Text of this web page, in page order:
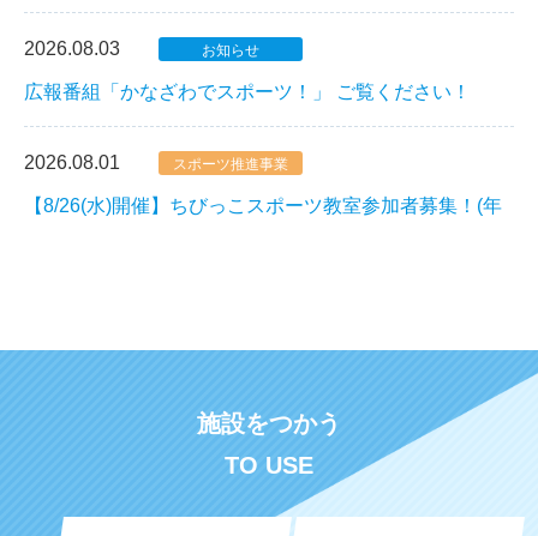
2026.08.03 お知らせ
広報番組「かなざわでスポーツ！」 ご覧ください！
2026.08.01 スポーツ推進事業
【8/26(水)開催】ちびっこスポーツ教室参加者募集！(年
【託児付き】育児リフレッシュ教室（9月分）8/1申込開
金沢市総合体育館 第３会議室のカーペット化について
施設をつかう
TO USE